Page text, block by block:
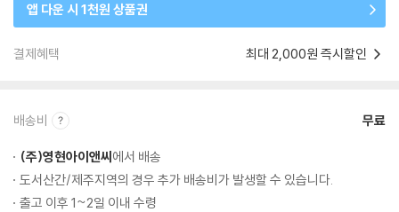
앱 다운 시 1천원 상품권
결제혜택 최대 2,000원 즉시할인
배송비 무료
(주)영현아이앤씨에서 배송
도서산간/제주지역의 경우 추가 배송비가 발생할 수 있습니다.
출고 이후 1~2일 이내 수령